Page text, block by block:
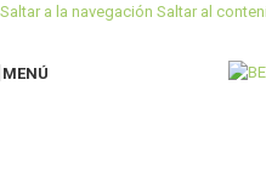
Saltar a la navegación Saltar al
MENÚ